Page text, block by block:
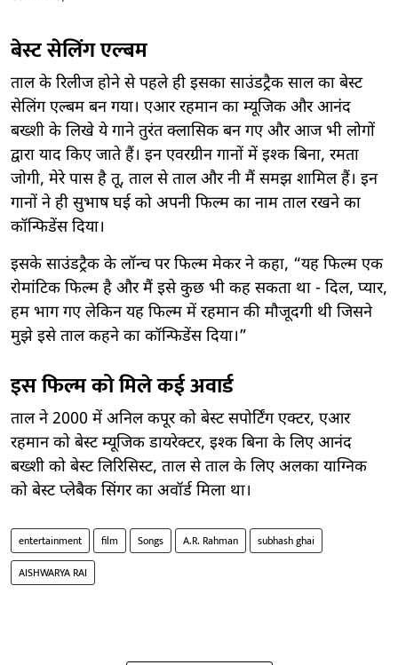
बेस्ट सेलिंग एल्बम
ताल के रिलीज होने से पहले ही इसका साउंडट्रैक साल का बेस्ट
सेलिंग एल्बम बन गया। एआर रहमान का म्यूजिक और आनंद
बख्शी के लिखे ये गाने तुरंत क्लासिक बन गए और आज भी लोगों
द्वारा याद किए जाते हैं। इन एवरग्रीन गानों में इश्क बिना, रमता
जोगी, मेरे पास है तू, ताल से ताल और नी मैं समझ शामिल हैं। इन
गानों ने ही सुभाष घई को अपनी फिल्म का नाम ताल रखने का
कॉन्फिडेंस दिया।
इसके साउंडट्रैक के लॉन्च पर फिल्म मेकर ने कहा, “यह फिल्म एक
रोमांटिक फिल्म है और मैं इसे कुछ भी कह सकता था - दिल, प्यार,
हम भाग गए लेकिन यह फिल्म में रहमान की मौजूदगी थी जिसने
मुझे इसे ताल कहने का कॉन्फिडेंस दिया।”
इस फिल्म को मिले कई अवार्ड
ताल ने 2000 में अनिल कपूर को बेस्ट सपोर्टिंग एक्टर, एआर
रहमान को बेस्ट म्यूजिक डायरेक्टर, इश्क बिना के लिए आनंद
बख्शी को बेस्ट लिरिसिस्ट, ताल से ताल के लिए अलका याग्निक
को बेस्ट प्लेबैक सिंगर का अवॉर्ड मिला था।
entertainment film Songs A.R. Rahman
subhash ghai
AISHWARYA RAI